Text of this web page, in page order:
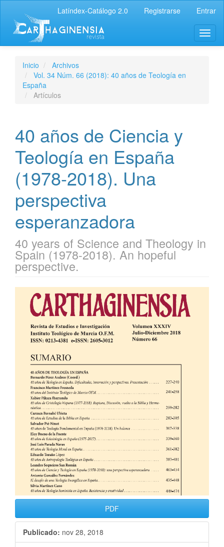
Latíndex-Catálogo 2.0 Registrarse Entrar
Inicio
Archivos
Vol. 34 Núm. 66 (2018): 40 años de Teología en
España
Artículos
40 años de Ciencia y
Teología en España
(1978-2018). Una
perspectiva
esperanzadora
40 years of Science and Theology in
Spain (1978-2018). An hopeful
perspective.
PDF
Publicado: nov 28, 2018